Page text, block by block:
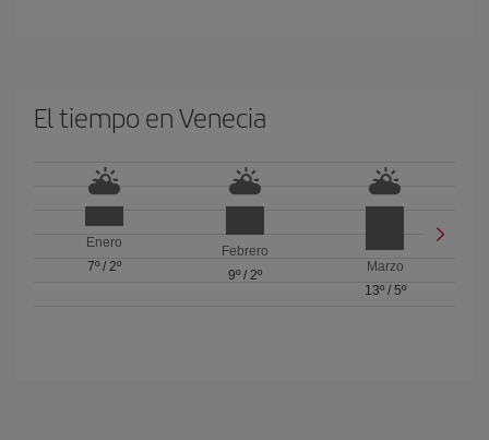
El tiempo en Venecia
Enero
7º/ 2º
Febrero
9º/ 2º
Marzo
13º/ 5º